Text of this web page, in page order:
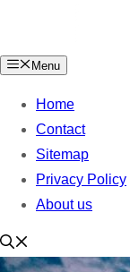
Menu
Home
Contact
Sitemap
Privacy Policy
About us